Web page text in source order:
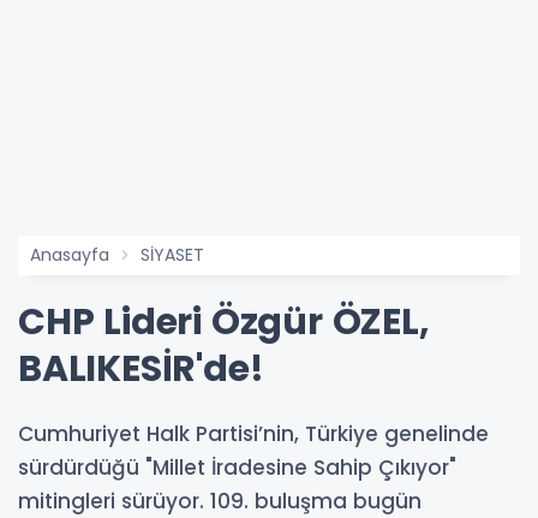
Anasayfa SİYASET
CHP Lideri Özgür ÖZEL,
BALIKESİR'de!
Cumhuriyet Halk Partisi’nin, Türkiye genelinde
sürdürdüğü "Millet İradesine Sahip Çıkıyor"
mitingleri sürüyor. 109. buluşma bugün